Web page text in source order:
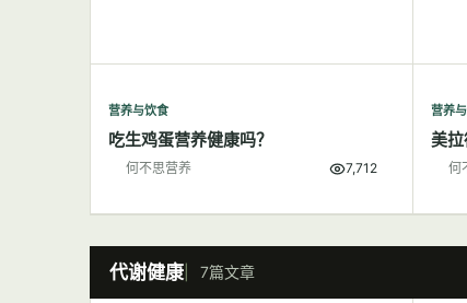
营养与饮食
吃生鸡蛋营养健康吗？
何不思营养 7,712
营养
美拉
何
代谢健康 7篇文章